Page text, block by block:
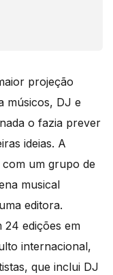
projeção
músicos, DJ e
o fazia prever
ideias. A
um grupo de
musical
editora.
24 edições em
internacional,
que inclui DJ